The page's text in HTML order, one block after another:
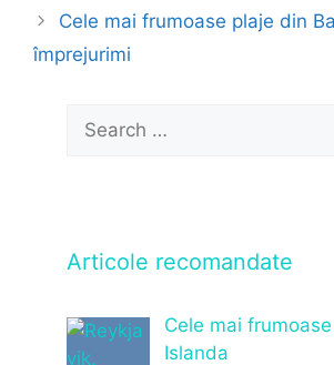
Cele mai frumoase plaje din
împrejurimi
for:
Articole recomandate
Cele mai
Islanda